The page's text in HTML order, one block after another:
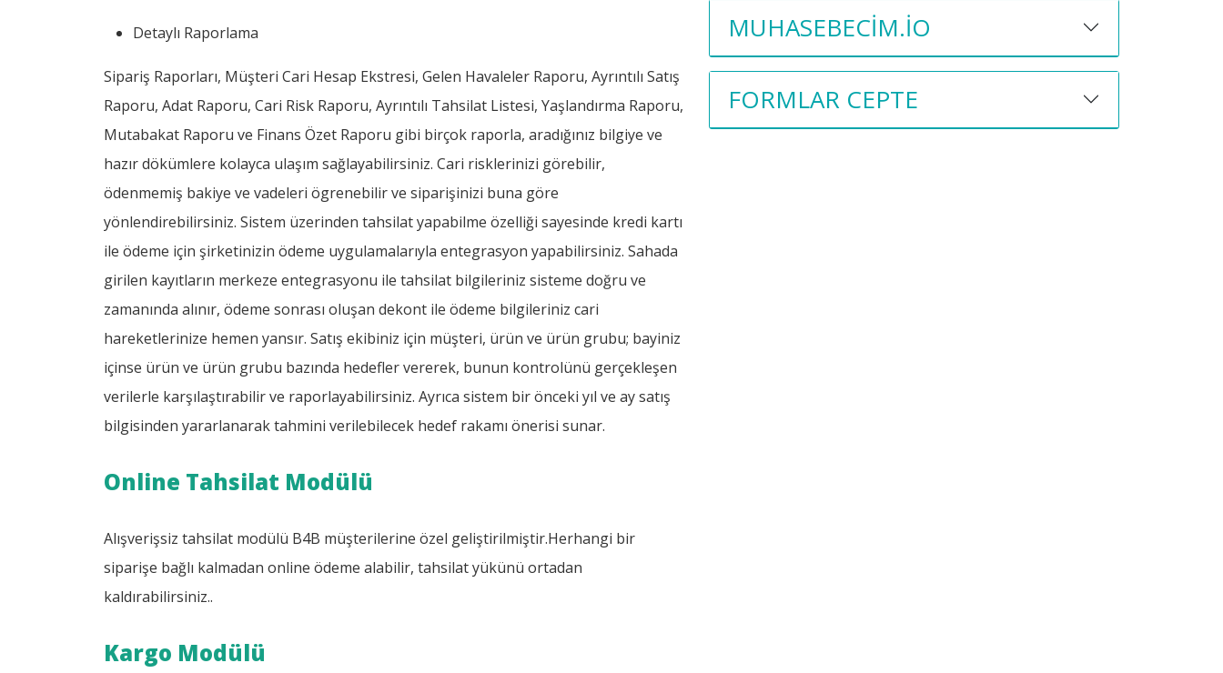
Detaylı Raporlama
Sipariş Raporları, Müşteri Cari Hesap Ekstresi, Gelen Havaleler Raporu, Ayrıntılı Satış
Raporu, Adat Raporu, Cari Risk Raporu, Ayrıntılı Tahsilat Listesi, Yaşlandırma Raporu,
Mutabakat Raporu ve Finans Özet Raporu gibi birçok raporla, aradığınız bilgiye ve
hazır dökümlere kolayca ulaşım sağlayabilirsiniz. Cari risklerinizi görebilir,
ödenmemiş bakiye ve vadeleri ögrenebilir ve siparişinizi buna göre
yönlendirebilirsiniz. Sistem üzerinden tahsilat yapabilme özelliği sayesinde kredi kartı
ile ödeme için şirketinizin ödeme uygulamalarıyla entegrasyon yapabilirsiniz. Sahada
girilen kayıtların merkeze entegrasyonu ile tahsilat bilgileriniz sisteme doğru ve
zamanında alınır, ödeme sonrası oluşan dekont ile ödeme bilgileriniz cari
hareketlerinize hemen yansır. Satış ekibiniz için müşteri, ürün ve ürün grubu; bayiniz
içinse ürün ve ürün grubu bazında hedefler vererek, bunun kontrolünü gerçekleşen
verilerle karşılaştırabilir ve raporlayabilirsiniz. Ayrıca sistem bir önceki yıl ve ay satış
bilgisinden yararlanarak tahmini verilebilecek hedef rakamı önerisi sunar.
Online Tahsilat Modülü
Alışverişsiz tahsilat modülü B4B müşterilerine özel geliştirilmiştir.Herhangi bir
siparişe bağlı kalmadan online ödeme alabilir, tahsilat yükünü ortadan
kaldırabilirsiniz..
Kargo Modülü
MUHASEBECIM.IO
FORMLAR CEPTE